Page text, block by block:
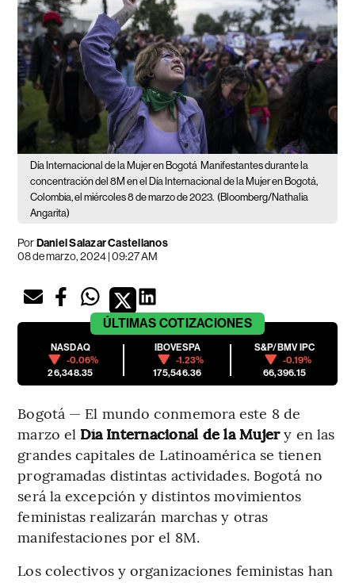
Día Internacional de la Mujer en Bogotá Manifestantes durante la
concentración del 8M en el Día Internacional de la Mujer en Bogotá,
Colombia, el miércoles 8 de marzo de 2023. (Bloomberg/Nathalia
Angarita)
PorDaniel Salazar Castellanos
08 de marzo, 2024 | 09:27 AM
ÚLTIMAS COTIZACIONES
NASDAQ
-0.06%
26,348.35
IBOVESPA
-1.23%
175,546.36
S&P/BMV IPC
-0.19%
66,396.15
Bogotá — El mundo conmemora este 8 de
marzo el Día Internacional de la Mujery en las
grandes capitales de Latinoamérica se tienen
programadas distintas actividades. Bogotá no
será la excepción y distintos movimientos
feministas realizarán marchas y otras
manifestaciones por el 8M.
Los colectivos y organizaciones feministas han